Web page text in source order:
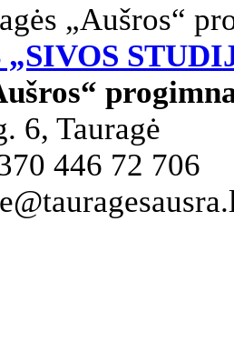
„Aušros“
„SIVOS
6, Tauragė
446 72 706